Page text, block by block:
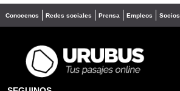
Conocenos Redes sociales Prensa Empleos Socios